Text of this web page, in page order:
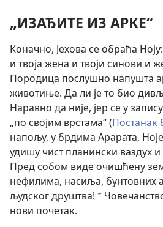
„ИЗАЂИТЕ ИЗ АРКЕ“
Коначно, Јехова се обраћа
и твоја жена и твоји синови и
Породица послушно напушта
животиње. Да ли је то био
Наравно да није, јер се у
„по својим врстама“ (Постанак
напољу, у брдима Арарата,
удишу чист планински ваздух и
Пред собом виде очишћену
нефилима, насиља, бунтовних
људског друштва! *
нови почетак.